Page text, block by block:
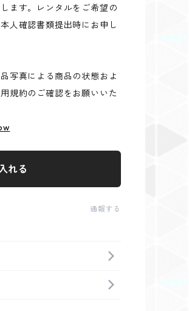
ます。レンタルをご希望の
人確認書類提出時にお申し
写真による商品の状態およ
規約のご確認をお願いいた
れる
通報する